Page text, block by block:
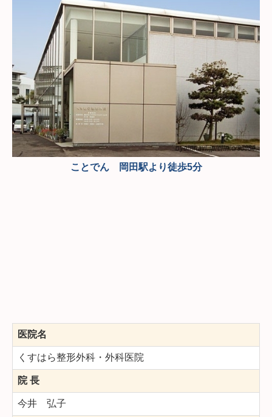
ことでん 岡田駅より徒歩5分
医院名
くすはら整形外科・外科医院
院 長
今井 弘子